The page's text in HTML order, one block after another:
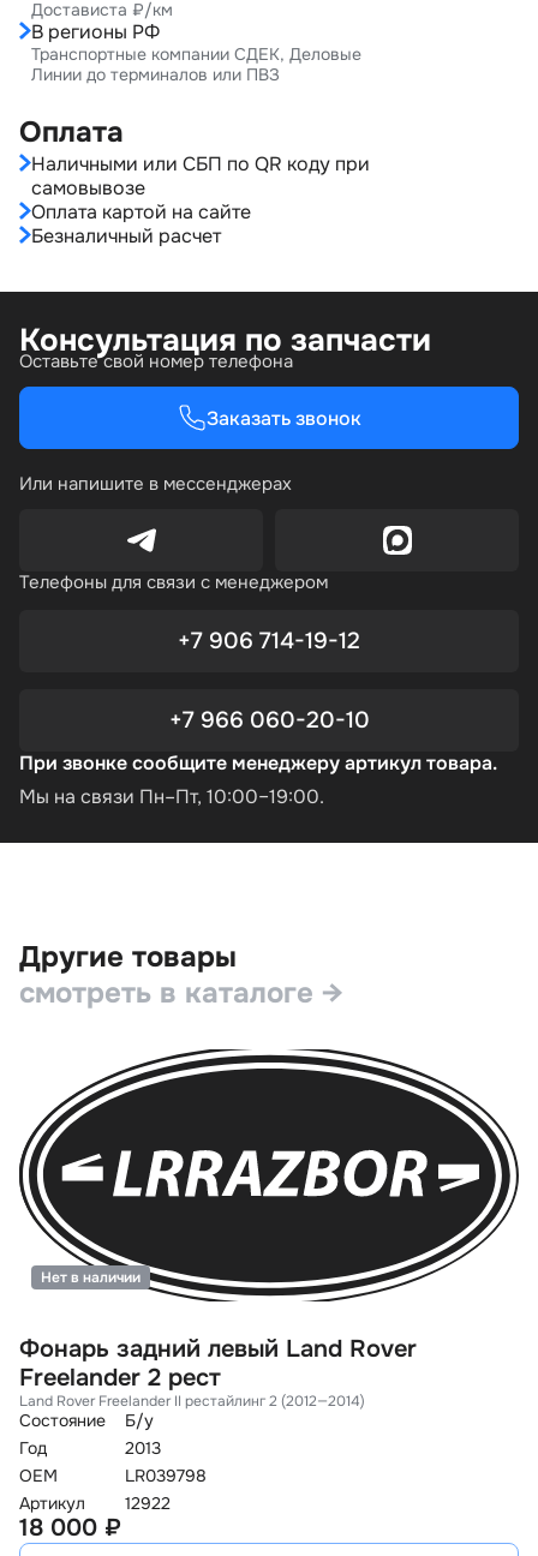
Достависта ₽/км
В регионы РФ
Транспортные компании СДЕК, Деловые
Линии до терминалов или ПВЗ
Оплата
Наличными или СБП по QR коду при
самовывозе
Оплата картой на сайте
Безналичный расчет
Консультация по запчасти
Оставьте свой номер телефона
Заказать звонок
Или напишите в мессенджерах
Телефоны для связи с менеджером
+7 906 714-19-12
+7 966 060-20-10
При звонке сообщите менеджеру артикул товара.
Мы на связи Пн–Пт, 10:00–19:00.
Другие товары
смотреть в каталоге →
Фонарь задний левый Land Rover
Freelander 2 рест
Land Rover Freelander II рестайлинг 2 (2012—2014)
Состояние
Б/у
Год
2013
OEM
LR039798
Артикул
12922
Нет в наличии
18 000 ₽